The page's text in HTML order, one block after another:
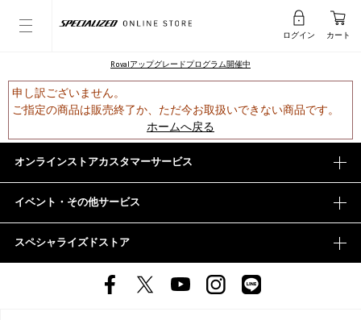
ログイン カート
Rovalアップグレードプログラム開催中
申し訳ございません。
ご指定の商品は販売終了か、ただ今お取扱いできない商品です。
ホームへ戻る
オンラインストアカスタマーサービス
イベント・その他サービス
スペシャライズドストア